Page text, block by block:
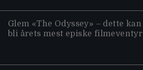
Glem «The Odyssey» – dette kan
bli årets mest episke filmeventyr